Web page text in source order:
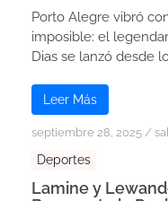
Porto Alegre vibró
imposible: el
Dias se lanzó desde
Leer Más
septiembre 28, 2025 /
Deportes
Lamine y